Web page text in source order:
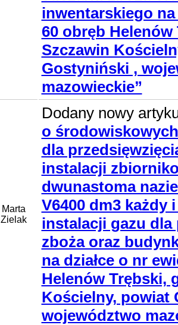
inwentarskiego na
60 obręb
Szczawin
Gostyniński ,
mazowieckie”
Marta
Zielak
Dodany nowy
o
dla
instalacji
dwunastoma
V6400 dm3 każdy
instalacji gazu
zboża oraz
na działce o nr
Helenów Trębski,
Kościelny, powiat
województwo